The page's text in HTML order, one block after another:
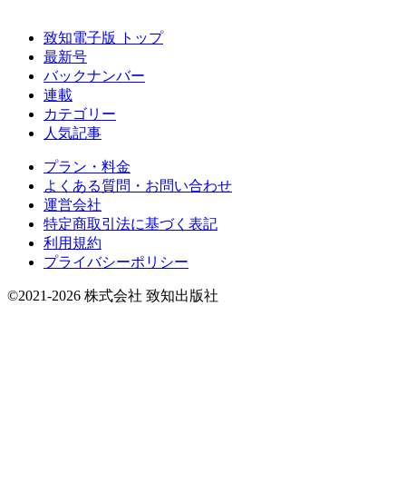
致知電子版 トップ
最新号
バックナンバー
連載
カテゴリー
人気記事
プラン・料金
よくある質問・お問い合わせ
運営会社
特定商取引法に基づく表記
利用規約
プライバシーポリシー
©2021-2026 株式会社 致知出版社